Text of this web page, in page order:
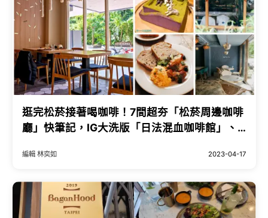
逛完松菸接著喝咖啡！7間超夯「松菸周邊咖啡
廳」快筆記，IG大洗版「日法混血咖啡館」、
基地。
編輯 林奕如 2023-04-17